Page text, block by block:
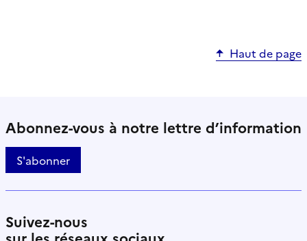
Haut de page
Abonnez-vous à notre lettre d’information
S'abonner
Suivez-nous